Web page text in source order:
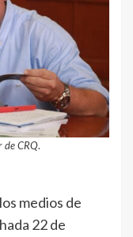
de CRQ.
medios de
22 de